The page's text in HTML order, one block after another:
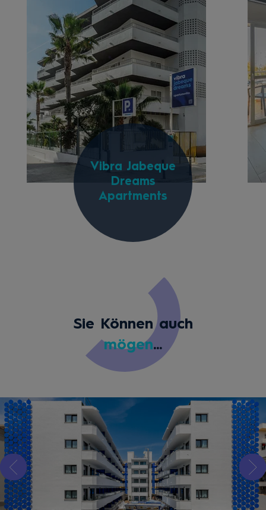
Vibra Jabeque
Dreams
Apartments
Sie Können auch
mögen...